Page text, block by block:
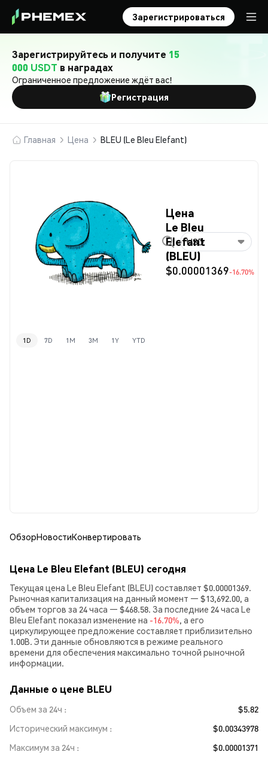
Зарегистрироваться
Зарегистрируйтесь и получите 15
000 USDT в наградах
Ограниченное предложение ждёт вас!
Регистрация
Главная Цена BLEU (Le Bleu Elefant)
Цена
Le Bleu
Elefant
(BLEU)
$0.00001369-16.70%
USD
1D 7D 1M 3M 1Y YTD
ОбзорНовостиКонвертировать
Цена Le Bleu Elefant (BLEU) сегодня
Текущая цена Le Bleu Elefant (BLEU) составляет $0.00001369.
Рыночная капитализация на данный момент — $13,692.00, а
объем торгов за 24 часа — $468.58. За последние 24 часа Le
Bleu Elefant показал изменение на -16.70%, а его
циркулирующее предложение составляет приблизительно
1.00B. Эти данные обновляются в режиме реального
времени для обеспечения максимально точной рыночной
информации.
Данные о цене BLEU
Объем за 24ч
$5.82
Исторический максимум
$0.00343978
Максимум за 24ч
$0.00001371